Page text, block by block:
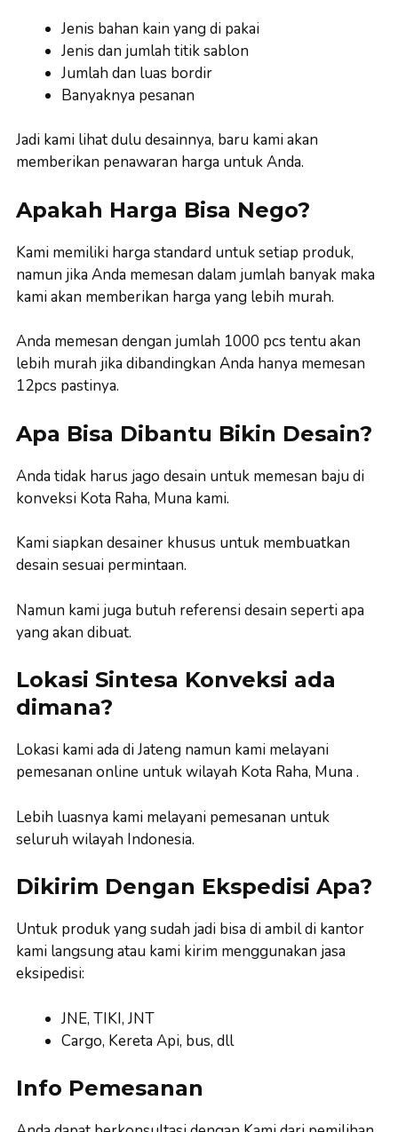
Jenis bahan kain yang di pakai
Jenis dan jumlah titik sablon
Jumlah dan luas bordir
Banyaknya pesanan
Jadi kami lihat dulu desainnya, baru kami akan
memberikan penawaran harga untuk Anda.
Apakah Harga Bisa Nego?
Kami memiliki harga standard untuk setiap produk,
namun jika Anda memesan dalam jumlah banyak maka
kami akan memberikan harga yang lebih murah.
Anda memesan dengan jumlah 1000 pcs tentu akan
lebih murah jika dibandingkan Anda hanya memesan
12pcs pastinya.
Apa Bisa Dibantu Bikin Desain?
Anda tidak harus jago desain untuk memesan baju di
konveksi Kota Raha, Muna kami.
Kami siapkan desainer khusus untuk membuatkan
desain sesuai permintaan.
Namun kami juga butuh referensi desain seperti apa
yang akan dibuat.
Lokasi Sintesa Konveksi ada
dimana?
Lokasi kami ada di Jateng namun kami melayani
pemesanan online untuk wilayah Kota Raha, Muna .
Lebih luasnya kami melayani pemesanan untuk
seluruh wilayah Indonesia.
Dikirim Dengan Ekspedisi Apa?
Untuk produk yang sudah jadi bisa di ambil di kantor
kami langsung atau kami kirim menggunakan jasa
eksipedisi:
JNE, TIKI, JNT
Cargo, Kereta Api, bus, dll
Info Pemesanan